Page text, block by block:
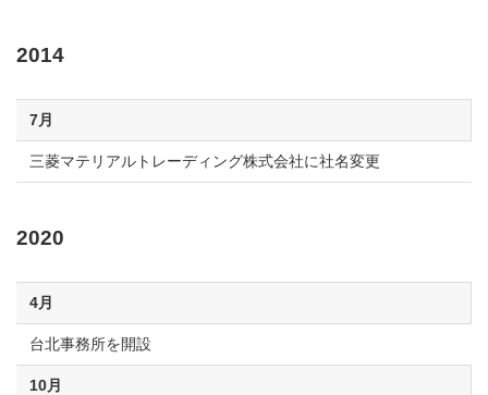
2014
7月
三菱マテリアルトレーディング株式会社に社名変更
2020
4月
台北事務所を開設
10月